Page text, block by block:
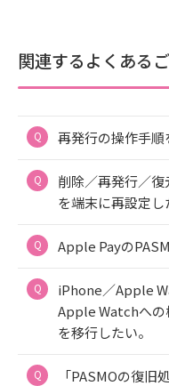
関連するよくある
再発行の操作手順
削除／再発行／
を端末に再設定し
Apple Payの
iPhone／Apple
Apple Watchへの
を移行したい。
「PASMOの復